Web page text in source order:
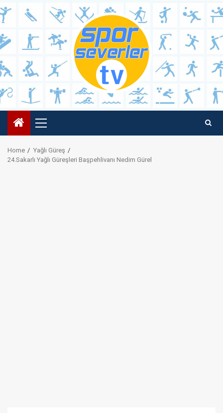
Skip
to
Primary
Menu
Home
Yağlı Güreş
24.Sakarlı Yağlı Güreşleri Başpehlivanı Nedim Gürel